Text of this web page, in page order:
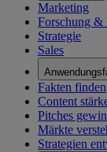
Marketing
Forschung
Strategie
Sales
Fakten finden
Content
Pitches
Märkte
Strategien